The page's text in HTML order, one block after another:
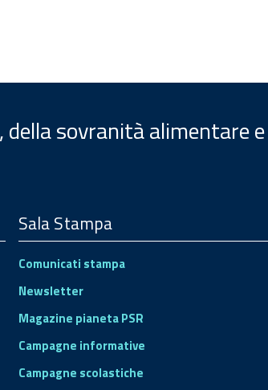
sovranità alimentare
Sala Stampa
Comunicati stampa
Newsletter
Magazine pianeta PSR
Campagne informative
Campagne scolastiche